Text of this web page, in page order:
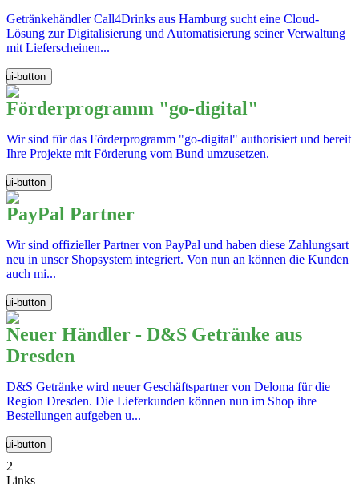
Getränkehändler Call4Drinks aus Hamburg sucht eine Cloud-
Lösung zur Digitalisierung und Automatisierung seiner Verwaltung
mit Lieferscheinen...
ui-button
Förderprogramm "go-digital"
Wir sind für das Förderprogramm "go-digital" authorisiert und bereit
Ihre Projekte mit Förderung vom Bund umzusetzen.
ui-button
PayPal Partner
Wir sind offizieller Partner von PayPal und haben diese Zahlungsart
neu in unser Shopsystem integriert. Von nun an können die Kunden
auch mi...
ui-button
Neuer Händler - D&S Getränke aus
Dresden
D&S Getränke wird neuer Geschäftspartner von Deloma für die
Region Dresden. Die Lieferkunden können nun im Shop ihre
Bestellungen aufgeben u...
ui-button
2
Links